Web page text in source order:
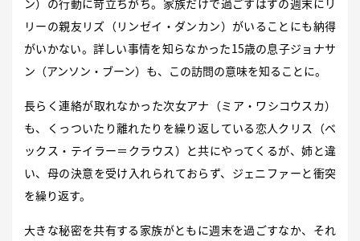
リーの親友リズ（リンゼイ・ダンカン）がいることにも納得
がいかない。詳しい事情を知らなかった15歳の息子ジョナサ
ン（アンソン・ブーン）も、この訪問の意味を知ることに。
長らく連絡が取れなかった次女アナ（ミア・ワシコウスカ）
も、くっついたり離れたりを繰り返している恋人クリス（ベ
ックス・テイラー＝クラウス）と共にやってくるが、姉と違
い、母の決意を受け入れられておらず、ジェニファーと衝突
を繰り返す。
大きな秘密を共有する家族がともに週末を過ごすなか、それ